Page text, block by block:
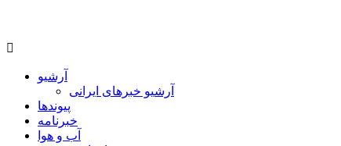
آرشیو
آرشیو خبرهای ایرانی
پیوندها
خبرنامه
آب و هوا